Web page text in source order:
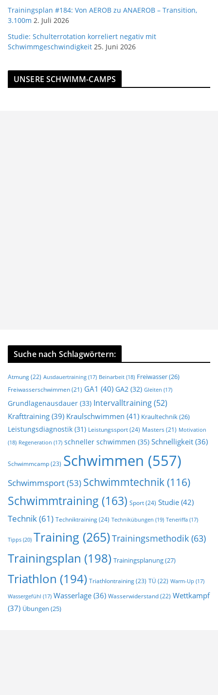
Trainingsplan #184: Von AEROB zu ANAEROB – Transition,
3.100m 2. Juli 2026
Studie: Schulterrotation korreliert negativ mit
Schwimmgeschwindigkeit 25. Juni 2026
UNSERE SCHWIMM-CAMPS
Suche nach Schlagwörtern:
Atmung(22) Ausdauertraining (17) Beinarbeit (18) Freiwasser(26)
Freiwasserschwimmen (21) GA1 (40) GA2 (32) Gleiten (17)
Grundlagenausdauer (33) Intervalltraining(52)
Krafttraining (39) Kraulschwimmen (41) Kraultechnik(26)
Leistungsdiagnostik (31) Leistungssport(24) Masters (21) Motivation
(18) Regeneration (17) schneller schwimmen (35) Schnelligkeit (36)
Schwimmcamp(23) Schwimmen (557)
Schwimmsport(53) Schwimmtechnik(116)
Schwimmtraining (163) Sport(24) Studie (42)
Technik(61) Techniktraining(24) Technikübungen (19) Teneriffa (17)
Tipps (20) Training (265)Trainingsmethodik (63)
Trainingsplan (198) Trainingsplanung(27)
Triathlon (194) Triathlontraining(23) TÜ (22) Warm-Up (17)
Wassergefühl (17) Wasserlage (36) Wasserwiderstand(22) Wettkampf
(37) Übungen (25)